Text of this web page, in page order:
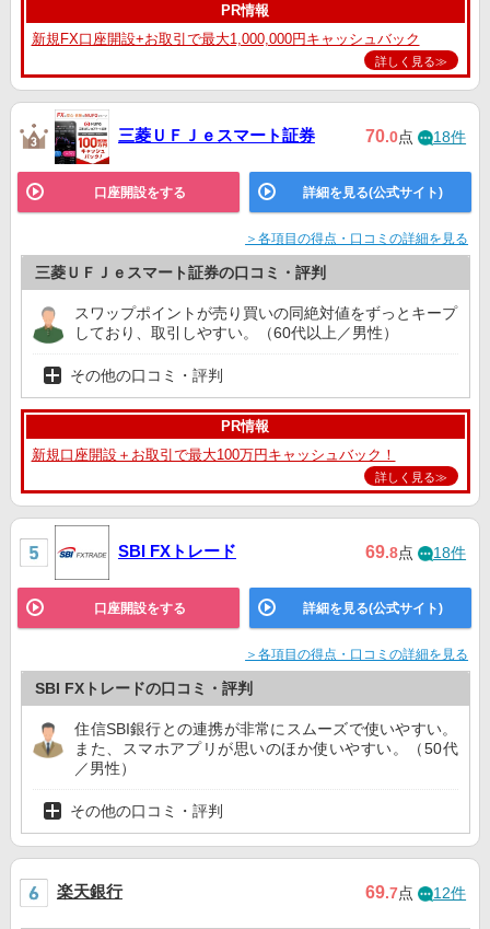
PR情報
新規FX口座開設+お取引で最大1,000,000円キャッシュバック
詳しく見る≫
三菱ＵＦＪｅスマート証券 70.0点 18件
口座開設をする 詳細を見る(公式サイト)
＞各項目の得点・口コミの詳細を見る
三菱ＵＦＪｅスマート証券の口コミ・評判
スワップポイントが売り買いの同絶対値をずっとキープ
しており、取引しやすい。（60代以上／男性）
その他の口コミ・評判
PR情報
新規口座開設＋お取引で最大100万円キャッシュバック！
詳しく見る≫
SBI FXトレード 69.8点 18件
口座開設をする 詳細を見る(公式サイト)
＞各項目の得点・口コミの詳細を見る
SBI FXトレードの口コミ・評判
住信SBI銀行との連携が非常にスムーズで使いやすい。
また、スマホアプリが思いのほか使いやすい。（50代
／男性）
その他の口コミ・評判
楽天銀行 69.7点 12件